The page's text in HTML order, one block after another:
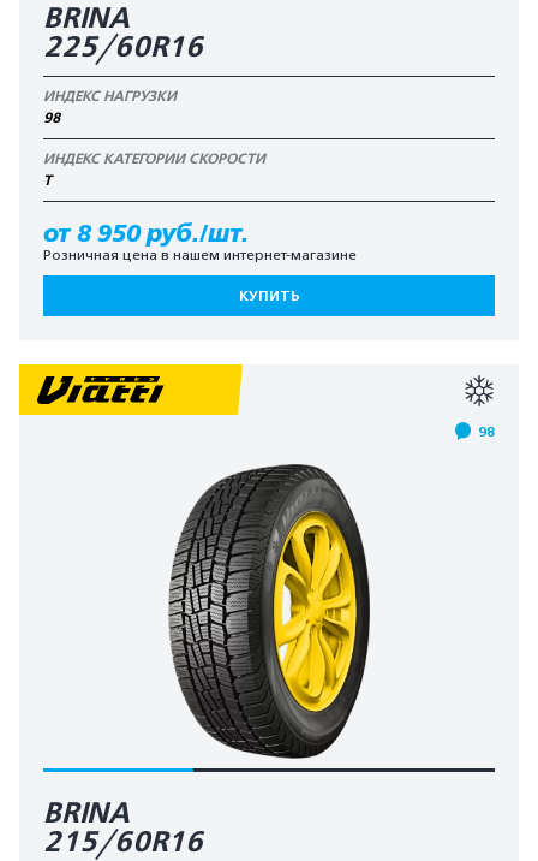
BRINA
225/60R16
ИНДЕКС НАГРУЗКИ
98
ИНДЕКС КАТЕГОРИИ СКОРОСТИ
T
от 8 950 руб./шт.
Розничная цена в нашем интернет-магазине
КУПИТЬ
98
BRINA
215/60R16